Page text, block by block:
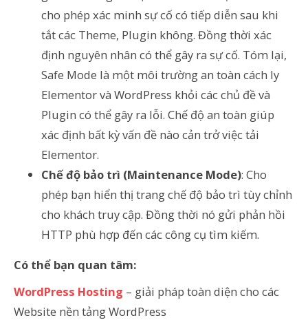
cho phép xác minh sự cố có tiếp diễn sau khi
tắt các Theme, Plugin không. Đồng thời xác
định nguyên nhân có thể gây ra sự cố. Tóm lại,
Safe Mode là một môi trường an toàn cách ly
Elementor và WordPress khỏi các chủ đề và
Plugin có thể gây ra lỗi. Chế độ an toàn giúp
xác định bất kỳ vấn đề nào cản trở việc tải
Elementor.
Chế độ bảo trì (Maintenance Mode): Cho
phép bạn hiển thị trang chế độ bảo trì tùy chỉnh
cho khách truy cập. Đồng thời nó gửi phản hồi
HTTP phù hợp đến các công cụ tìm kiếm.
Có thể bạn quan tâm:
WordPress Hosting – giải pháp toàn diện cho các
Website nền tảng WordPress